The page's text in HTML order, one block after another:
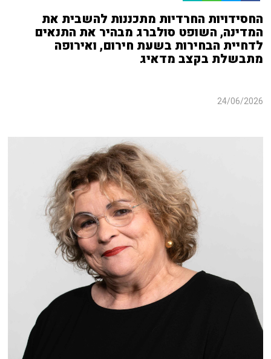
החסידויות החרדיות מתכננות להשבית את
המדינה, השופט סולברג מבהיר את התנאים
לדחיית הבחירות בשעת חירום, ואירופה
מתבשלת בקצב מדאיג
24/06/2026